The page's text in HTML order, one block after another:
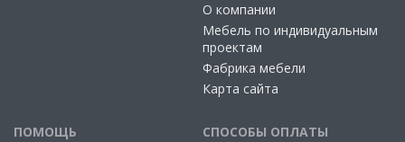
О компании
Мебель по индивидуальным
проектам
Фабрика мебели
Карта сайта
ПОМОЩЬ СПОСОБЫ ОПЛАТЫ